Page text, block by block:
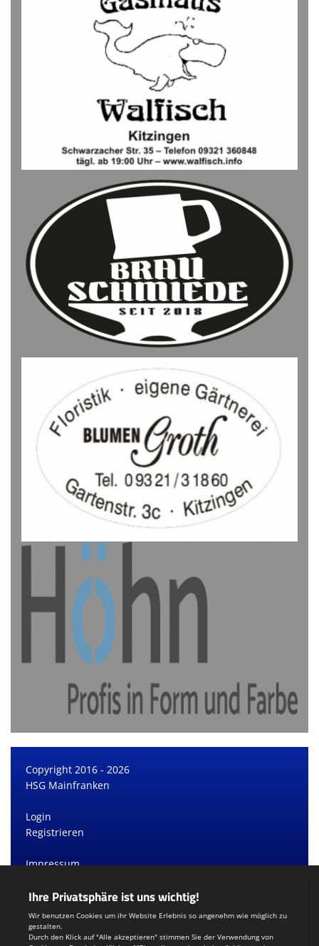
Copyright 2016 - 2026
HSG Mainfranken
Login
Registrieren
Impressum
Teamsports 2
Dein Sportverein online